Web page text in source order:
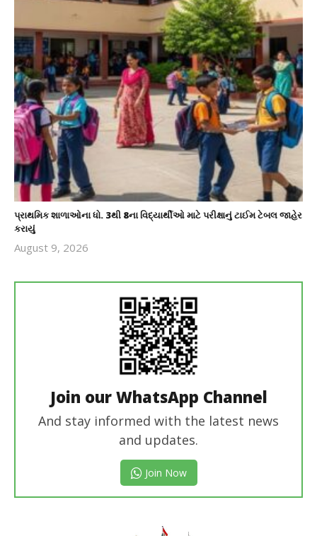
પ્રાથમિક શાળાઓના ધો. 3થી 8ના વિદ્યાર્થીઓ માટે પરીક્ષાનું ટાઈમ ટેબલ જાહેર
કરાયું
August 9, 2026
Join our WhatsApp Channel
And stay informed with the latest news
and updates.
Join Now